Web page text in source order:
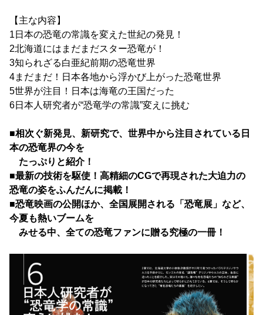
【主な内容】
1日本の恐竜の常識を変えた世紀の発見！
2北海道にはまだまだスター恐竜が！
3知られざる白亜紀前期の恐竜世界
4まだまだ！日本各地から浮かび上がった恐竜世界
5世界が注目！日本は海竜の王国だった
6日本人研究者が“恐竜学の常識”変えに挑む
■相次ぐ新発見、新研究で、世界中から注目されている日
本の恐竜界の今を
たっぷりと紹介！
■最新の技術を駆使！高精細のCGで再現された大迫力の
恐竜の姿をふんだんに掲載！
■恐竜映画の公開ほか、全国展開される「恐竜展」など、
今夏も熱いブームを
みせる中、全ての恐竜ファンに贈る究極の一冊！